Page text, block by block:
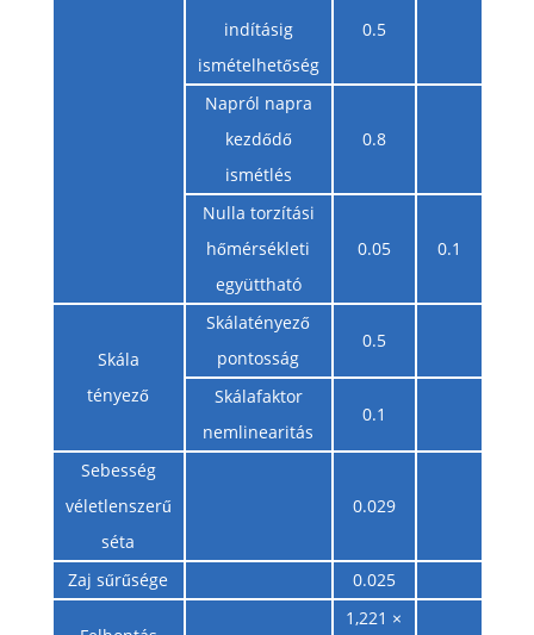
indításig
ismételhetőség
0.5
Napról napra
kezdődő
ismétlés
0.8
Nulla torzítási
hőmérsékleti
együttható
0.05 0.1
Skála
tényező
Skálatényező
pontosság
0.5
Skálafaktor
nemlinearitás
0.1
Sebesség
véletlenszerű
séta
0.029
Zaj sűrűsége 0.025
1,221 ×